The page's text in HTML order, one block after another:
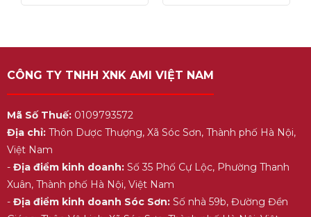
5
5
CÔNG TY TNHH XNK AMI VIỆT NAM
Mã Số Thuế:0109793572
Địa chỉ:Thôn Dược Thượng, Xã Sóc Sơn, Thành phố Hà Nội,
Việt Nam
- Địa điểm kinh doanh:Số 35 Phố Cự Lộc, Phường Thanh
Xuân, Thành phố Hà Nội, Việt Nam
- Địa điểm kinh doanh Sóc Sơn:Số nhà 59b, Đường Đền